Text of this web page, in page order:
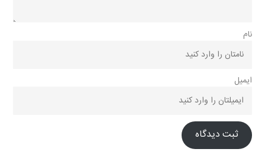
نام
ایمیل
ثبت دیدگاه